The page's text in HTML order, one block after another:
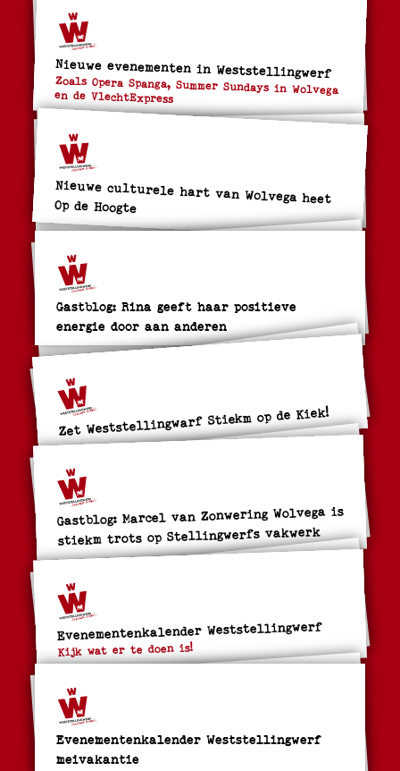
Nieuwe evenementen in Weststellingwerf
Zoals Opera Spanga, Summer Sundays in Wolvega
en de VlechtExpress
Nieuwe culturele hart van Wolvega heet
Op de Hoogte
Gastblog: Rina geeft haar positieve
energie door aan anderen
Zet Weststellingwarf Stiekm op de Kiek!
Gastblog: Marcel van Zonwering Wolvega is
stiekm trots op Stellingwerfs vakwerk
Evenementenkalender Weststellingwerf
Kijk wat er te doen is!
Evenementenkalender Weststellingwerf
meivakantie